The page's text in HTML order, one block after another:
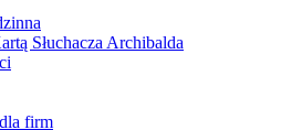
Słuchacza Archibalda
firm